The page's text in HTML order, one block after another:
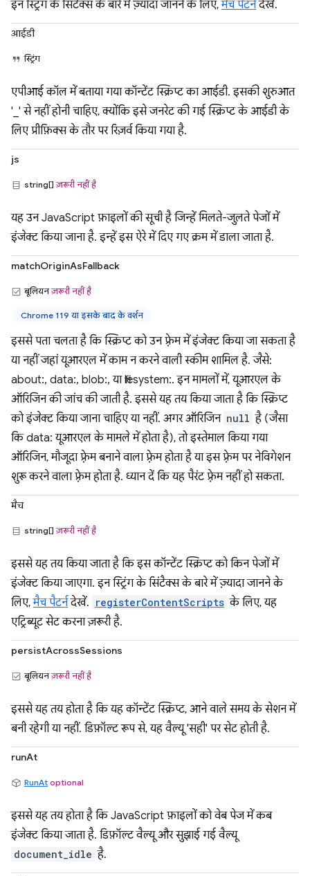
इन स्ट्रिंग के सिंटैक्स के बारे में ज़्यादा जानने के लिए,मैच पैटर्नदेखें.
आईडी
स्ट्रिंग
एपीआई कॉल में बताया गया कॉन्टेंट स्क्रिप्ट का आईडी. इसकी शुरुआत
'_' से नहीं होनी चाहिए, क्योंकि इसे जनरेट की गई स्क्रिप्ट के आईडी के
लिए प्रीफ़िक्स के तौर पर रिज़र्व किया गया है.
js
string[]ज़रूरी नहीं है
यह उन JavaScript फ़ाइलों की सूची है जिन्हें मिलते-जुलते पेजों में
इंजेक्ट किया जाना है. इन्हें इस ऐरे में दिए गए क्रम में डाला जाता है.
matchOriginAsFallback
बूलियनज़रूरी नहीं है
Chrome 119 या इसके बाद के वर्शन
इससे पता चलता है कि स्क्रिप्ट को उन फ़्रेम में इंजेक्ट किया जा सकता है
या नहीं जहां यूआरएल में काम न करने वाली स्कीम शामिल है. जैसे:
about:, data:, blob:, या filesystem:. इन मामलों में, यूआरएल के
ऑरिजिन की जांच की जाती है. इससे यह तय किया जाता है कि स्क्रिप्ट
को इंजेक्ट किया जाना चाहिए या नहीं. अगर ऑरिजिन null है (जैसा
कि data: यूआरएल के मामले में होता है), तो इस्तेमाल किया गया
ऑरिजिन, मौजूदा फ़्रेम बनाने वाला फ़्रेम होता है या इस फ़्रेम पर नेविगेशन
शुरू करने वाला फ़्रेम होता है. ध्यान दें कि यह पैरंट फ़्रेम नहीं हो सकता.
मैच
string[]ज़रूरी नहीं है
इससे यह तय किया जाता है कि इस कॉन्टेंट स्क्रिप्ट को किन पेजों में
इंजेक्ट किया जाएगा. इन स्ट्रिंग के सिंटैक्स के बारे में ज़्यादा जानने के
लिए,मैच पैटर्नदेखें. registerContentScripts के लिए, यह
एट्रिब्यूट सेट करना ज़रूरी है.
persistAcrossSessions
बूलियनज़रूरी नहीं है
इससे यह तय होता है कि यह कॉन्टेंट स्क्रिप्ट, आने वाले समय के सेशन में
बनी रहेगी या नहीं. डिफ़ॉल्ट रूप से, यह वैल्यू 'सही' पर सेट होती है.
runAt
RunAt optional
इससे यह तय होता है कि JavaScript फ़ाइलों को वेब पेज में कब
इंजेक्ट किया जाता है. डिफ़ॉल्ट वैल्यू और सुझाई गई वैल्यू
document_idle है.